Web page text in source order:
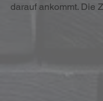
darauf ankommt. Die